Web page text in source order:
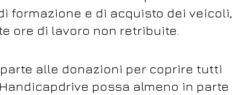
formazione e di acquisto dei veicoli,
ore di lavoro non retribuite.
alle donazioni per coprire tutti
possa almeno in parte